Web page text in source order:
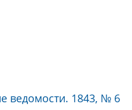
ведомости. 1843, № 6